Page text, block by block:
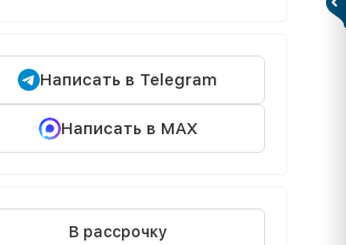
Написать в Telegram
Написать в MAX
В рассрочку